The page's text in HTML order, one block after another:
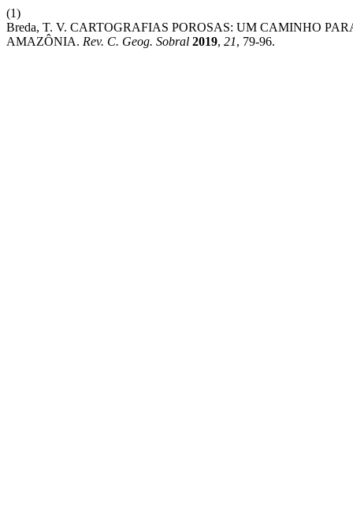
(1)
Breda, T. V. CARTOGRAFIAS POROSAS: UM CAMINHO
AMAZÔNIA. Rev. C. Geog. Sobral 2019, 21, 79-96.